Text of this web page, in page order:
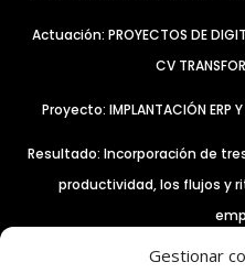
Gestionar
Actuación: PROYECTOS DE
CV
Proyecto: IMPLANTACIÓN ERP Y
Resultado: Incorporación de
productividad, los flujos y
– El control remoto de